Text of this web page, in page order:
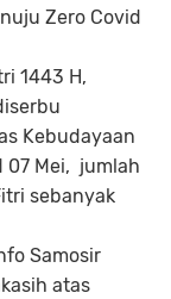
Zero Covid
1443 H,
Kebudayaan
07 Mei, jumlah
sebanyak
Samosir
atas